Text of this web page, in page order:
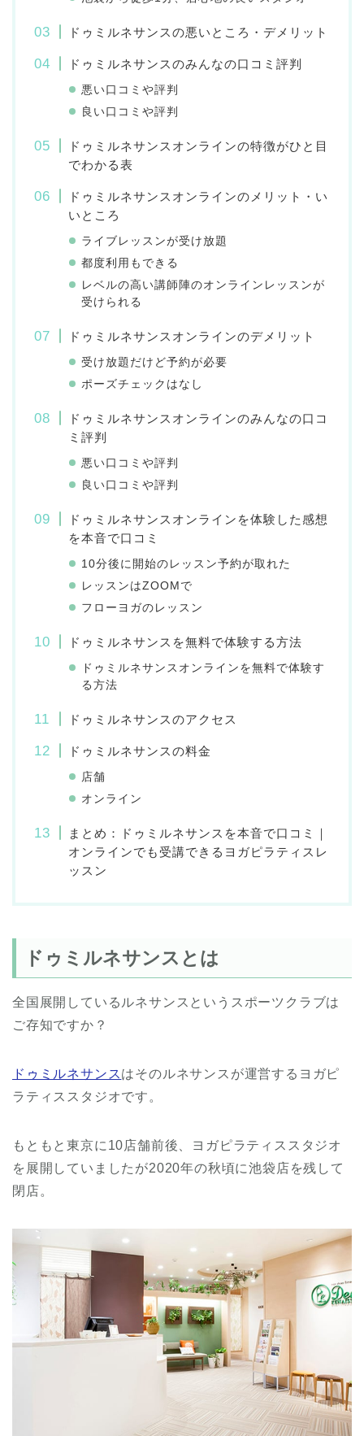
ドゥミルネサンスの悪いところ・デメリット
ドゥミルネサンスのみんなの口コミ評判
悪い口コミや評判
良い口コミや評判
ドゥミルネサンスオンラインの特徴がひと目
でわかる表
ドゥミルネサンスオンラインのメリット・い
いところ
ライブレッスンが受け放題
都度利用もできる
レベルの高い講師陣のオンラインレッスンが
受けられる
ドゥミルネサンスオンラインのデメリット
受け放題だけど予約が必要
ポーズチェックはなし
ドゥミルネサンスオンラインのみんなの口コ
ミ評判
悪い口コミや評判
良い口コミや評判
ドゥミルネサンスオンラインを体験した感想
を本音で口コミ
10分後に開始のレッスン予約が取れた
レッスンはZOOMで
フローヨガのレッスン
ドゥミルネサンスを無料で体験する方法
ドゥミルネサンスオンラインを無料で体験す
る方法
ドゥミルネサンスのアクセス
ドゥミルネサンスの料金
店舗
オンライン
まとめ：ドゥミルネサンスを本音で口コミ｜
オンラインでも受講できるヨガピラティスレ
ッスン
ドゥミルネサンスとは
全国展開しているルネサンスというスポーツクラブは
ご存知ですか？
ドゥミルネサンスはそのルネサンスが運営するヨガピ
ラティススタジオです。
もともと東京に10店舗前後、ヨガピラティススタジオ
を展開していましたが2020年の秋頃に池袋店を残して
閉店。